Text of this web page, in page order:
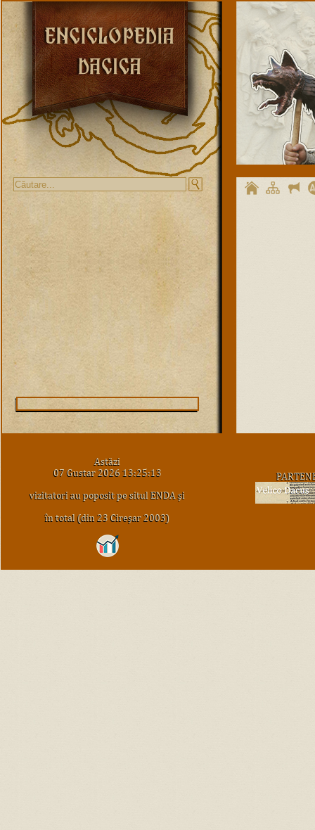
Astăzi
07 Gustar 2026 13:25:13
vizitatori au poposit pe situl ENDA şi
în total (din 23 Cireşar 2003)